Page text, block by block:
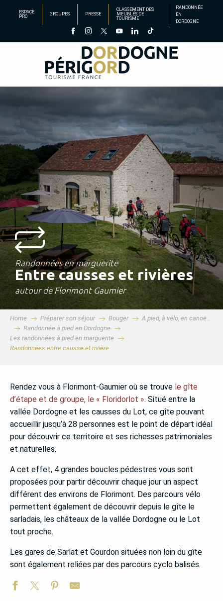
principal
ESPACE
PRO
GROUPES PRESSE
CLASSEMENT DES
MEUBLÉS DE
TOURISME
RANDONNÉE
EN
DORDOGNE
Randonnées en marguerite
Entre causses et rivières
autour de Florimont Gaumier
Home Préparer son séjour Bouger
A pied, à vélo, en canoë…
Randonnée à pied en Dordogne
Les randonnées à pied en marguerite
Randonnées entre causse et rivière
Rendez vous à Florimont-Gaumier où se trouve le gîte
d’étape et de groupe, le « Floridorlot ». Situé entre la
vallée Dordogne et les causses du Lot, ce gîte pouvant
accueillir jusqu’à 28 personnes est le point de départ idéal
pour découvrir ce territoire et ses richesses patrimoniales
et naturelles.
A cet effet, 4 grandes boucles pédestres vous sont
proposées pour partir découvrir chaque jour un aspect
différent des environs de Florimont. Des parcours vélo
permettent également de découvrir depuis le gîte le
sarladais, les châteaux de la vallée Dordogne ou le Lot
tout proche.
Les gares de Sarlat et Gourdon situées non loin du gîte
sont également reliées par des parcours cyclo balisés.